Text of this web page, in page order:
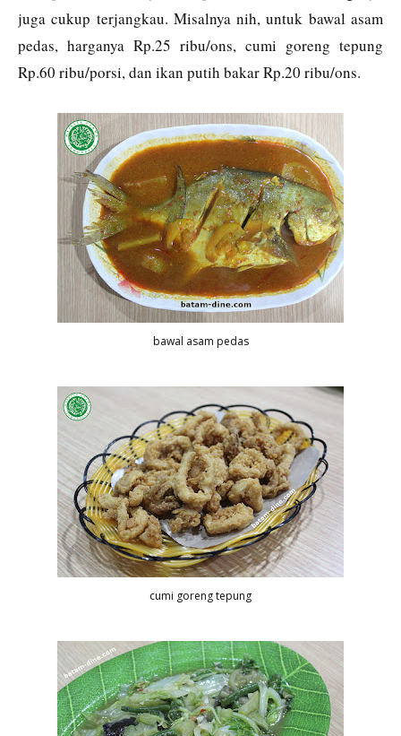
juga cukup terjangkau. Misalnya nih, untuk bawal asam
pedas, harganya Rp.25 ribu/ons, cumi goreng tepung
Rp.60 ribu/porsi, dan ikan putih bakar Rp.20 ribu/ons.
bawal asam pedas
cumi goreng tepung